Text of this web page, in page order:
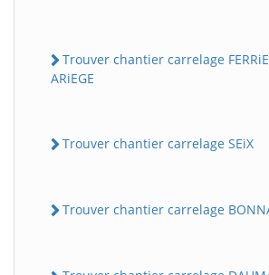
Trouver chantier carrelage
ARiEGE
Trouver chantier carrelage SEiX
Trouver chantier carrelage